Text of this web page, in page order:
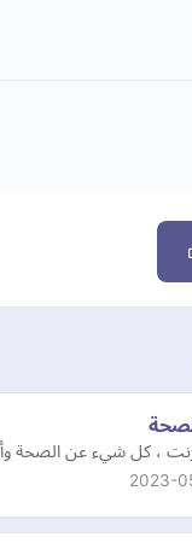
، كل شيء عن الصحة
2023-